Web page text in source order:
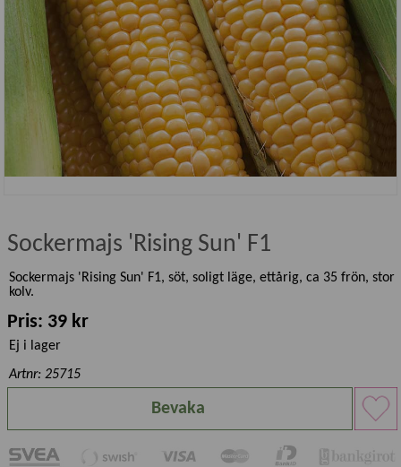
Sockermajs 'Rising Sun' F1
Sockermajs 'Rising Sun' F1, söt, soligt läge, ettårig, ca 35 frön, stor
kolv.
Pris: 39 kr
Ej i lager
Artnr: 25715
Bevaka